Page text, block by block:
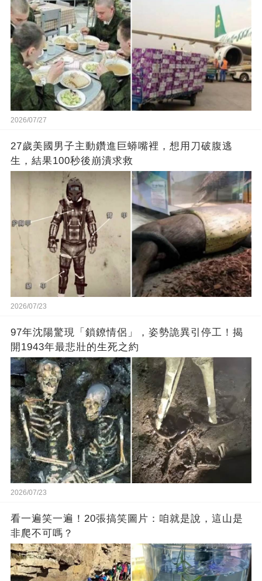
2026/07/27
27歲美國男子主動鑽進巨蟒嘴裡，想用刀破腹逃
生，結果100秒後崩潰求救
2026/07/23
97年沈陽驚現「鎖鐐情侶」，姿勢詭異引停工！揭
開1943年最悲壯的生死之約
2026/07/23
看一遍笑一遍！20張搞笑圖片：咱就是說，這山是
非爬不可嗎？